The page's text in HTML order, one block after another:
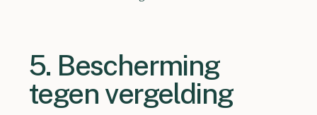
5. Bescherming
tegen vergelding